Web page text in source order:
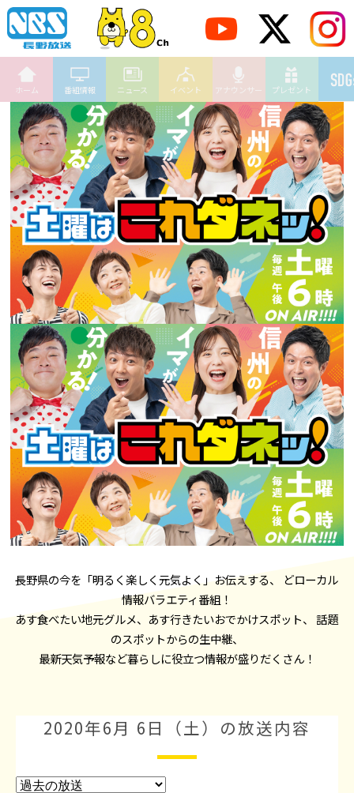
ホーム 番組情報 ニュース イベント アナウンサー プレゼント
長野県の今を「明るく楽しく元気よく」お伝えする、 どローカル
情報バラエティ番組！
あす食べたい地元グルメ、あす行きたいおでかけスポット、 話題
のスポットからの生中継、
最新天気予報など暮らしに役立つ情報が盛りだくさん！
2020年6月 6日（土）の放送内容